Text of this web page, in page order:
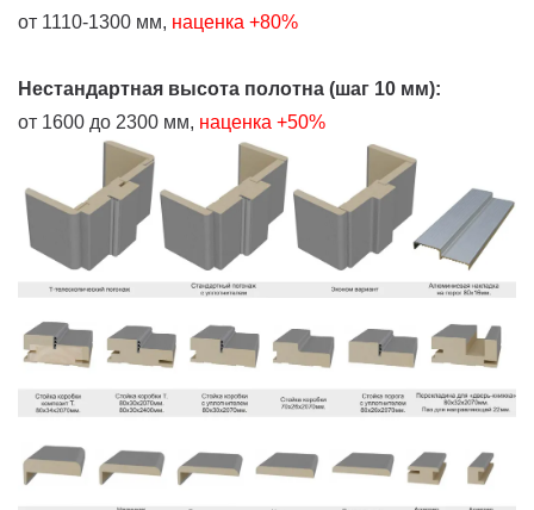
от 1110-1300 мм, наценка +80%
Нестандартная высота полотна (шаг 10 мм):
от 1600 до 2300 мм, наценка +50%